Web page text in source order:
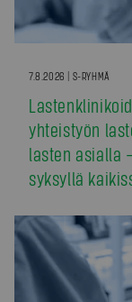
7.8.2026 | S-RYHMÄ
yhteistyön
lasten asialla
syksyllä